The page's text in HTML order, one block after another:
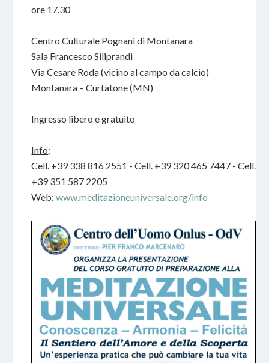
ore 17.30
Centro Culturale Pognani di Montanara
Sala Francesco Siliprandi
Via Cesare Roda (vicino al campo da calcio)
Montanara – Curtatone (MN)
Ingresso libero e gratuito
Info:
Cell. +39 338 816 2551 - Cell. +39 320 465 7447 - Cell.
+39 351 587 2205
Web:www.meditazioneuniversale.org/info